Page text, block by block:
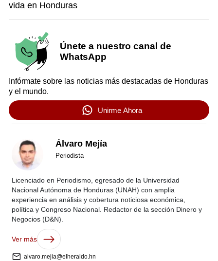
vida en Honduras
Únete a nuestro canal de
WhatsApp
Infórmate sobre las noticias más destacadas de Honduras
y el mundo.
Unirme Ahora
Álvaro Mejía
Periodista
Licenciado en Periodismo, egresado de la Universidad
Nacional Autónoma de Honduras (UNAH) con amplia
experiencia en análisis y cobertura noticiosa económica,
política y Congreso Nacional. Redactor de la sección Dinero y
Negocios (D&N).
Ver más
alvaro.mejia@elheraldo.hn